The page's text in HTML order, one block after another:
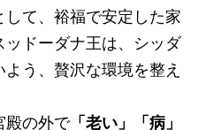
て、裕福で安定した家
ドーダナ王は、シッダ
う、贅沢な環境を整え
殿の外で「老い」「病」